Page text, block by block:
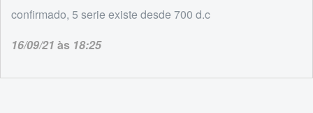
confirmado, 5 serie existe desde 700 d.c
16/09/21 às 18:25